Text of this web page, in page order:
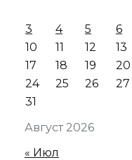
Август 2026
3
4 5 6
10
11 12 13
17
18 19 20
24
25 26 27
31
« Июл